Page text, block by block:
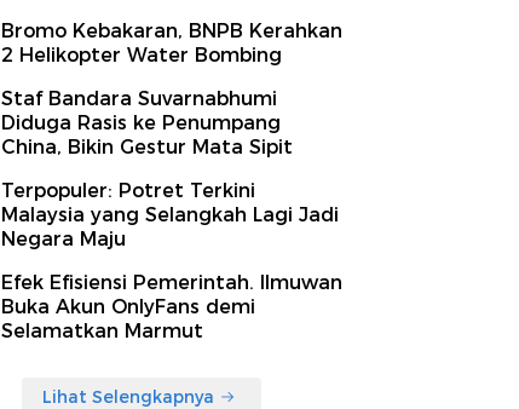
Bromo Kebakaran, BNPB Kerahkan
2 Helikopter Water Bombing
Staf Bandara Suvarnabhumi
Diduga Rasis ke Penumpang
China, Bikin Gestur Mata Sipit
Terpopuler: Potret Terkini
Malaysia yang Selangkah Lagi Jadi
Negara Maju
Efek Efisiensi Pemerintah. Ilmuwan
Buka Akun OnlyFans demi
Selamatkan Marmut
Lihat Selengkapnya